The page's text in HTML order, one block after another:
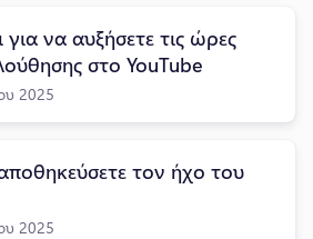
να αυξήσετε τις ώρες
στο YouTube
2025
τον ήχο του
2025